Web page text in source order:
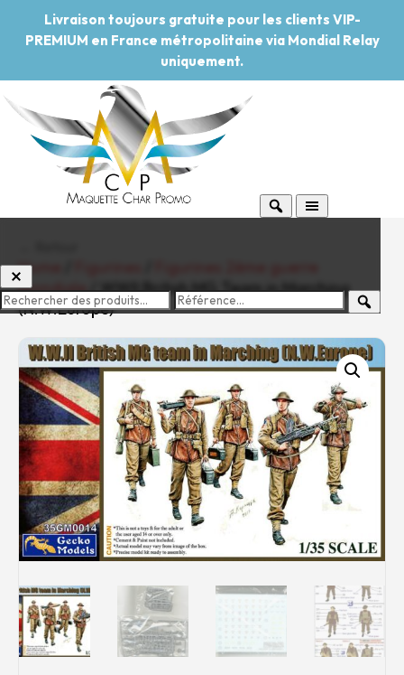
Livraison toujours gratuite pour les clients VIP-
PREMIUM en France métropolitaine via Mondial Relay
uniquement.
-20%Pouvoir d'achat
Rechercher des produits...
Mon panier0
0,00€
Connexion / Inscription
Véhicules
Avions
Bateaux
Trains
Figurines
Peintures
Accessoires
Home
mondiale/ WWII British MG Team in Marching
(N.W.Europe)